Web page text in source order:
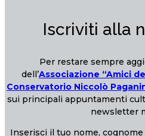
Iscriviti alla
Per restare sempre
dell’Associazione “Amici
Conservatorio Niccolò
sui principali appuntamenti
newsletter
Inserisci il tuo nome,